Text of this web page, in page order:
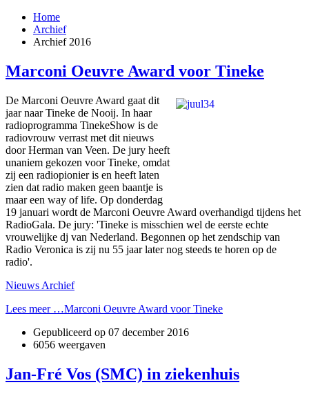
Home
Archief
Archief 2016
Marconi Oeuvre Award voor Tineke
De Marconi Oeuvre Award gaat dit
jaar naar Tineke de Nooij. In haar
radioprogramma TinekeShow is de
radiovrouw verrast met dit nieuws
door Herman van Veen. De jury heeft
unaniem gekozen voor Tineke, omdat
zij een radiopionier is en heeft laten
zien dat radio maken geen baantje is
maar een way of life. Op donderdag
19 januari wordt de Marconi Oeuvre Award overhandigd tijdens het
RadioGala. De jury: 'Tineke is misschien wel de eerste echte
vrouwelijke dj van Nederland. Begonnen op het zendschip van
Radio Veronica is zij nu 55 jaar later nog steeds te horen op de
radio'.
Nieuws Archief
Lees meer …Marconi Oeuvre Award voor Tineke
Gepubliceerd op 07 december 2016
6056 weergaven
Jan-Fré Vos (SMC) in ziekenhuis